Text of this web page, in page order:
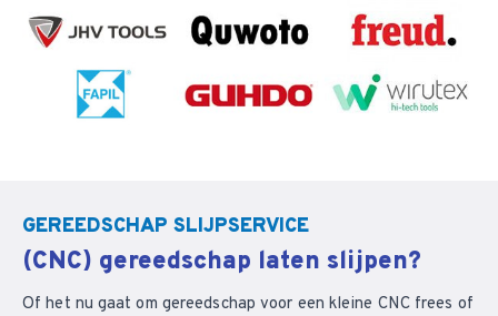
GEREEDSCHAP SLIJPSERVICE
(CNC) gereedschap laten slijpen?
Of het nu gaat om gereedschap voor een kleine CNC frees of